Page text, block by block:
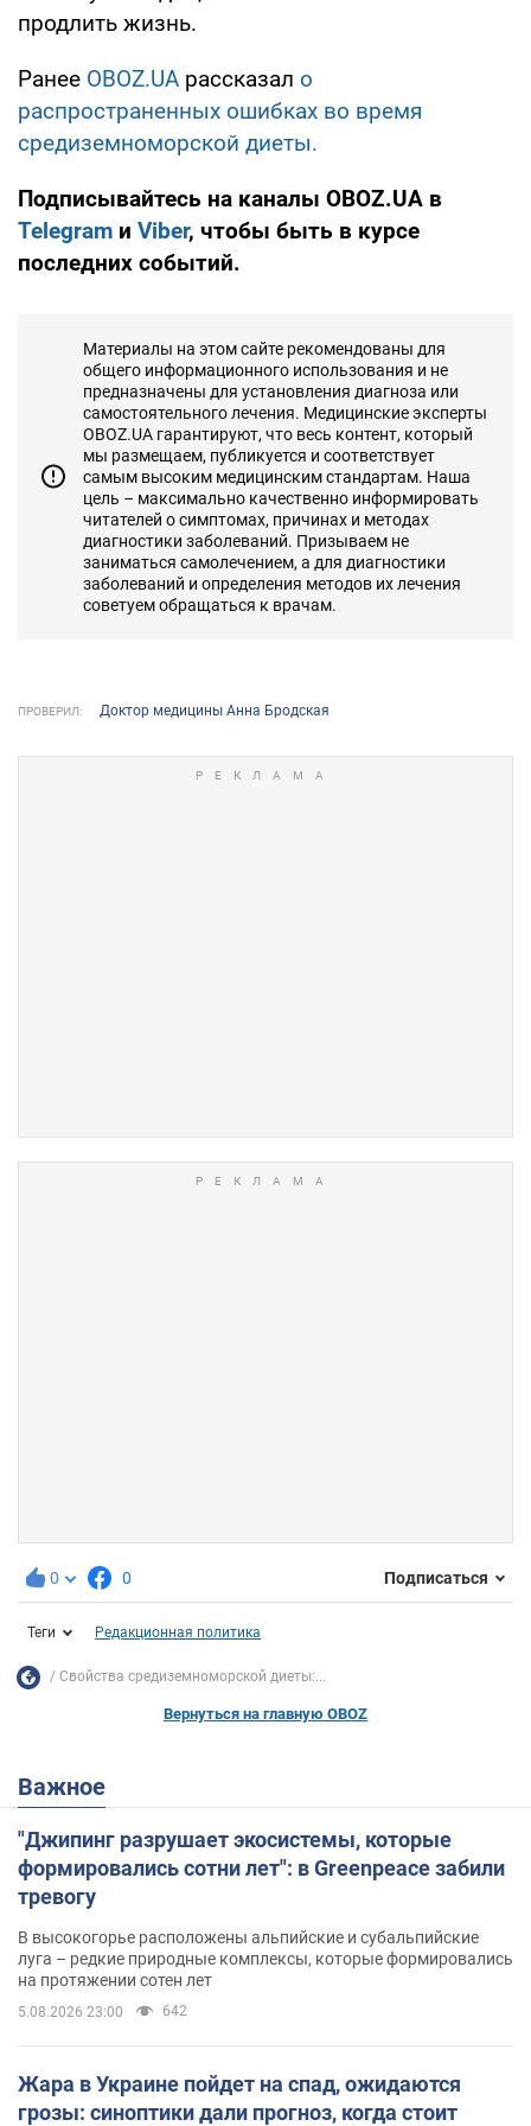
продлить жизнь.
Ранее OBOZ.UA рассказал о
распространенных ошибках во время
средиземноморской диеты.
Подписывайтесь на каналы OBOZ.UA в
Telegram и Viber, чтобы быть в курсе
последних событий.
Материалы на этом сайте рекомендованы для
общего информационного использования и не
предназначены для установления диагноза или
самостоятельного лечения. Медицинские эксперты
OBOZ.UA гарантируют, что весь контент, который
мы размещаем, публикуется и соответствует
самым высоким медицинским стандартам. Наша
цель – максимально качественно информировать
читателей о симптомах, причинах и методах
диагностики заболеваний. Призываем не
заниматься самолечением, а для диагностики
заболеваний и определения методов их лечения
советуем обращаться к врачам.
ПРОВЕРИЛ: Доктор медицины Анна Бродская
0 0 Подписаться
Теги Редакционная политика
Свойства средиземноморской диеты:...
Вернуться на главную OBOZ
Важное
"Джипинг разрушает экосистемы, которые
формировались сотни лет": в Greenpeace забили
тревогу
В высокогорье расположены альпийские и субальпийские
луга – редкие природные комплексы, которые формировались
на протяжении сотен лет
5.08.2026 23:00 642
Жара в Украине пойдет на спад, ожидаются
грозы: синоптики дали прогноз, когда стоит